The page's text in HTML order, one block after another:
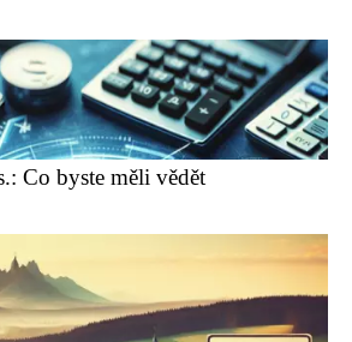
Co byste měli vědět